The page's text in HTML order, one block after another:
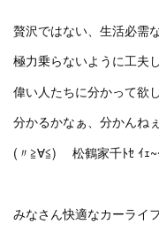
贅沢ではない、生活必需
極力乗らないように工夫
偉い人たちに分かって欲
分かるかなぁ、分かんね
(〃≧∀≦)ゞ 松鶴家千ﾄｾ ｲｪ
みなさん快適なカーライ